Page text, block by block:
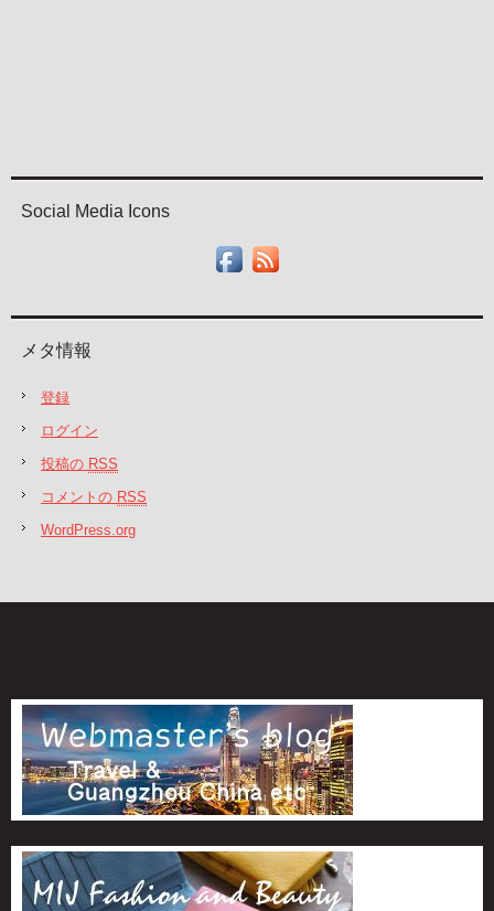
Social Media Icons
メタ情報
登録
ログイン
投稿の RSS
コメントの RSS
WordPress.org